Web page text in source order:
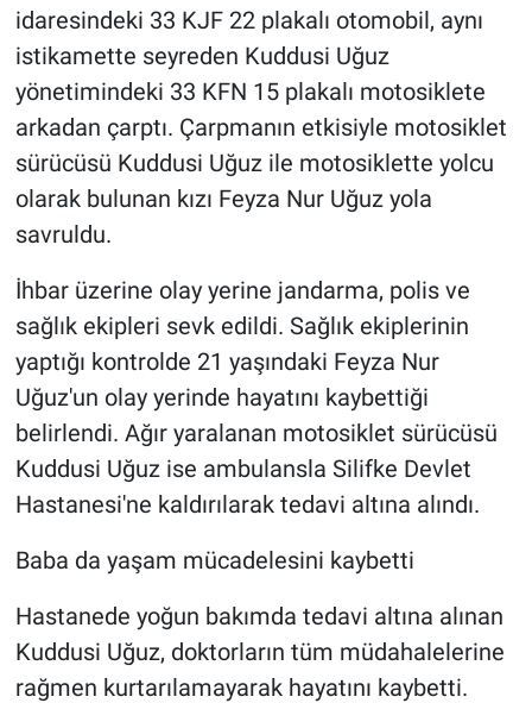
idaresindeki 33 KJF 22 plakalı otomobil, aynı
istikamette seyreden Kuddusi Uğuz
yönetimindeki 33 KFN 15 plakalı motosiklete
arkadan çarptı. Çarpmanın etkisiyle motosiklet
sürücüsü Kuddusi Uğuz ile motosiklette yolcu
olarak bulunan kızı Feyza Nur Uğuz yola
savruldu.
İhbar üzerine olay yerine jandarma, polis ve
sağlık ekipleri sevk edildi. Sağlık ekiplerinin
yaptığı kontrolde 21 yaşındaki Feyza Nur
Uğuz'un olay yerinde hayatını kaybettiği
belirlendi. Ağır yaralanan motosiklet sürücüsü
Kuddusi Uğuz ise ambulansla Silifke Devlet
Hastanesi'ne kaldırılarak tedavi altına alındı.
Baba da yaşam mücadelesini kaybetti
Hastanede yoğun bakımda tedavi altına alınan
Kuddusi Uğuz, doktorların tüm müdahalelerine
rağmen kurtarılamayarak hayatını kaybetti.